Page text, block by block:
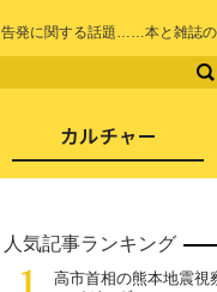
告発に関する話題……本と雑誌の
人気記事ランキング
1
高市首相の熊本地震視
社会